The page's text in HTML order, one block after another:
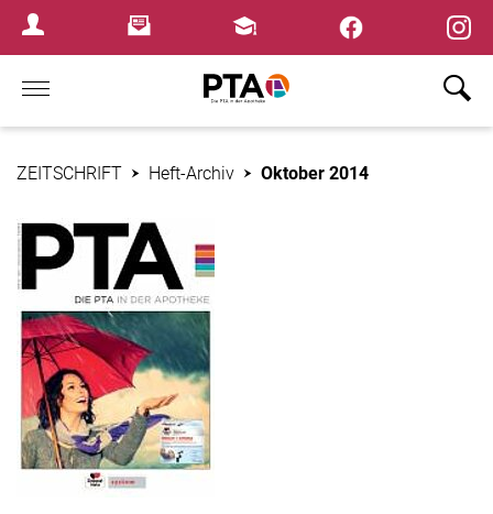
Login MenuNewsletterFortbildungen
Home
ZEITSCHRIFT Heft-Archiv Oktober 2014
×